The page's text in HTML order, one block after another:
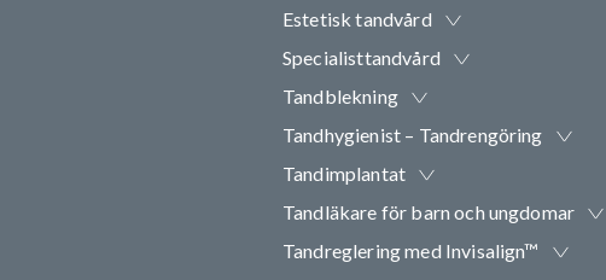
Estetisk tandvård
Specialisttandvård
Tandblekning
Tandhygienist – Tandrengöring
Tandimplantat
Tandläkare för barn och ungdomar
Tandreglering med Invisalign™